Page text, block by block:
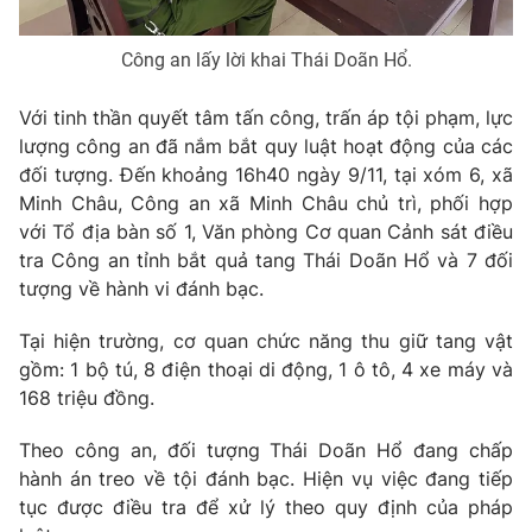
THỜI BÁO VTV
Theo dõi báo trên
Cơ quan chủ quản: Đài Truyền hình Việt Nam
Cơ quan báo chí:
Giấy phép hoạt động báo in và báo điện tử số 483/GP-BTTTT
cấp ngày 29/12/2023
Phó Tổng Biên tập:Nguyễn Thị Mỹ Hạnh, Phạm Quốc Thắng,
Nguyễn Trọng Ninh
Tổng đài VTV:024.38 355 931 - 024.38 355 932
Công an lấy lời khai Thái Doãn Hổ.
Với tinh thần quyết tâm tấn công, trấn áp tội phạm, lực
lượng công an đã nắm bắt quy luật hoạt động của các
đối tượng. Đến khoảng 16h40 ngày 9/11, tại xóm 6, xã
Minh Châu, Công an xã Minh Châu chủ trì, phối hợp
với Tổ địa bàn số 1, Văn phòng Cơ quan Cảnh sát điều
tra Công an tỉnh bắt quả tang Thái Doãn Hổ và 7 đối
tượng về hành vi đánh bạc.
Tại hiện trường, cơ quan chức năng thu giữ tang vật
gồm: 1 bộ tú, 8 điện thoại di động, 1 ô tô, 4 xe máy và
168 triệu đồng.
Theo công an, đối tượng Thái Doãn Hổ đang chấp
hành án treo về tội đánh bạc. Hiện vụ việc đang tiếp
tục được điều tra để xử lý theo quy định của pháp